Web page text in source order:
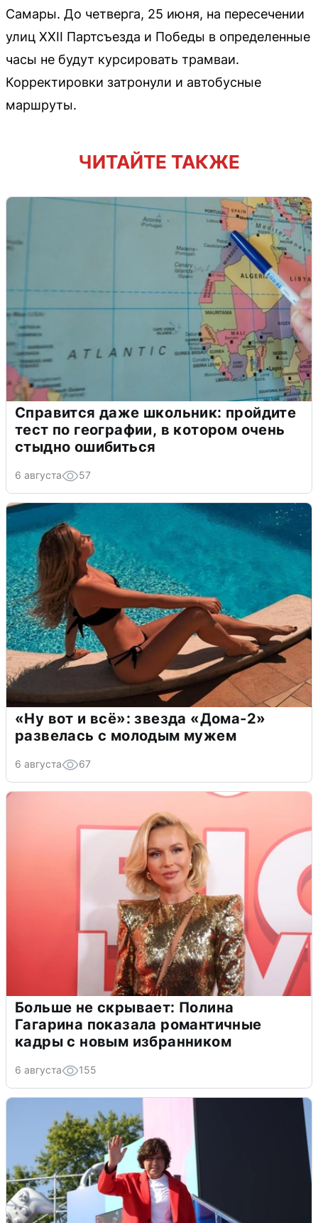
Самары. До четверга, 25 июня, на пересечении
улиц XXII Партсъезда и Победы в определенные
часы не будут курсировать трамваи.
Корректировки затронули и автобусные
маршруты.
ЧИТАЙТЕ ТАКЖЕ
Справится даже школьник: пройдите
тест по географии, в котором очень
стыдно ошибиться
6 августа 57
«Ну вот и всё»: звезда «Дома-2»
развелась с молодым мужем
6 августа 67
Больше не скрывает: Полина
Гагарина показала романтичные
кадры с новым избранником
6 августа 155